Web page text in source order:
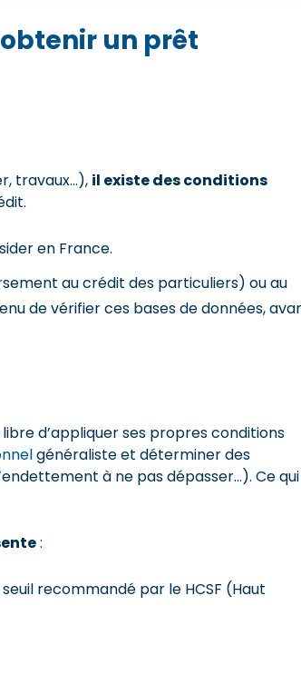
un prêt
travaux…), il existe des conditions
en France.
au crédit des particuliers) ou au
de vérifier ces bases de données,
d’appliquer ses propres conditions
généraliste et déterminer des
à ne pas dépasser…). Ce
:
recommandé par le HCSF (Haut